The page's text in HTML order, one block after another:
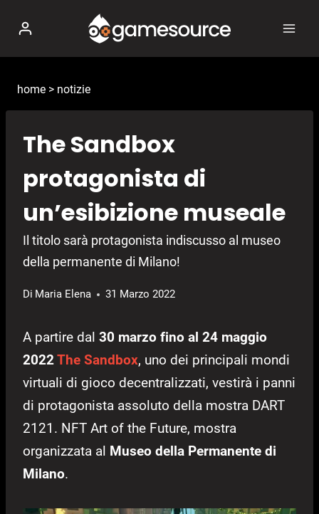
contenuto
home > notizie
The Sandbox
protagonista di
un’esibizione museale
Il titolo sarà protagonista indiscusso al museo
della permanente di Milano!
Di Maria Elena 31 Marzo 2022
A partire dal 30 marzo fino al 24 maggio
2022The Sandbox, uno dei principali mondi
virtuali di gioco decentralizzati, vestirà i panni
di protagonista assoluto della mostra DART
2121. NFT Art of the Future, mostra
organizzata al Museo della Permanente di
Milano.